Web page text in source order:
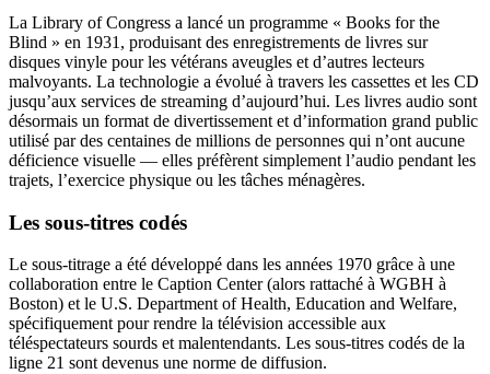
La Library of Congress a lancé un programme « Books for the
Blind » en 1931, produisant des enregistrements de livres sur
disques vinyle pour les vétérans aveugles et d’autres lecteurs
malvoyants. La technologie a évolué à travers les cassettes et les CD
jusqu’aux services de streaming d’aujourd’hui. Les livres audio sont
désormais un format de divertissement et d’information grand public
utilisé par des centaines de millions de personnes qui n’ont aucune
déficience visuelle — elles préfèrent simplement l’audio pendant les
trajets, l’exercice physique ou les tâches ménagères.
Les sous-titres codés
Le sous-titrage a été développé dans les années 1970 grâce à une
collaboration entre le Caption Center (alors rattaché à WGBH à
Boston) et le U.S. Department of Health, Education and Welfare,
spécifiquement pour rendre la télévision accessible aux
téléspectateurs sourds et malentendants. Les sous-titres codés de la
ligne 21 sont devenus une norme de diffusion.